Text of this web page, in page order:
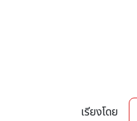
เรียงโดย